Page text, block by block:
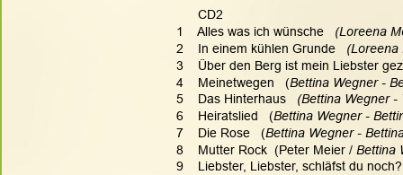
      CD2
1    Alles was ich wünsche (Loreena
2    In einem kühlen Grunde (Loreena
3    Über den Berg ist mein Liebster
4    Meinetwegen   (Bettina Wegner -
5    Das Hinterhaus (Bettina Wegner -
6    Heiratslied   (Bettina Wegner -
7    Die Rose   (Bettina Wegner -
8    Mutter Rock  (Peter Meier / Bettina
9    Liebster, Liebster, schläfst du